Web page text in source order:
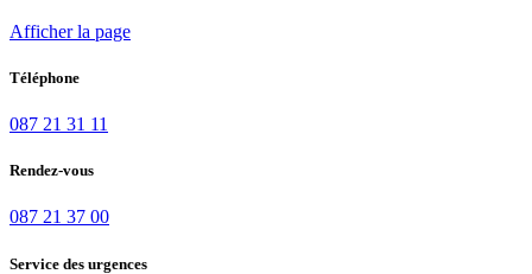
Afficher la page
Téléphone
087 21 31 11
Rendez-vous
087 21 37 00
Service des urgences